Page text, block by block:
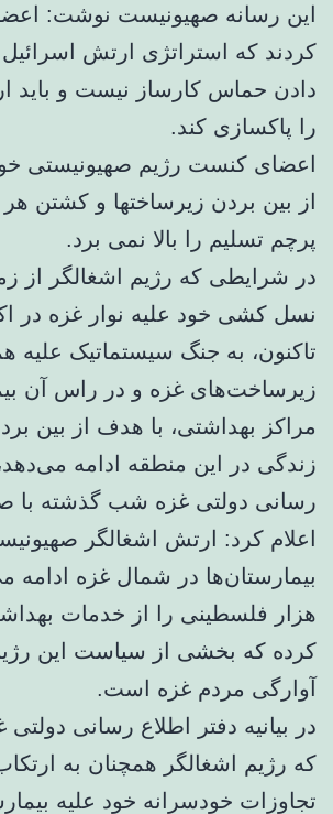
این رسانه صهیونیست نوشت:
کردند که استراتژی ارتش
دادن حماس کارساز نیست و باید
را پاکسازی کند.
اعضای کنست رژیم صهیونیستی
از بین بردن زیرساختها و کشتن
پرچم تسلیم را بالا نمی برد.
در شرایطی که رژیم اشغالگر از
تاکنون، به جنگ سیستماتیک علیه
زیرساخت‌های غزه و در راس آن
مراکز بهداشتی، با هدف از بین
زندگی در این منطقه ادامه
رسانی دولتی غزه شب گذشته با
اعلام کرد: ارتش اشغالگر
هزار فلسطینی را از خدمات
کرده که بخشی از سیاست این
آوارگی مردم غزه است.
در بیانیه دفتر اطلاع رسانی
که رژیم اشغالگر همچنان به
تجاوزات خودسرانه خود علیه